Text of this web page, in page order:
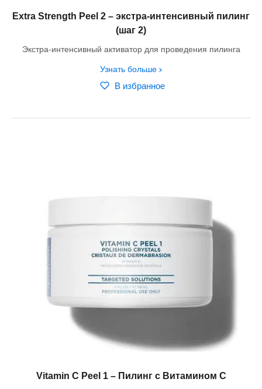
Extra Strength Peel 2 – экстра-интенсивный пилинг
(шаг 2)
Экстра-интенсивный активатор для проведения пилинга
Узнать больше
В избранное
Vitamin C Peel 1 – Пилинг с Витамином C